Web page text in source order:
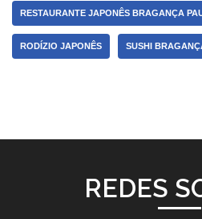
RESTAURANTE JAPONÊS BRAGANÇA
RODÍZIO JAPONÊS SUSHI
REDES